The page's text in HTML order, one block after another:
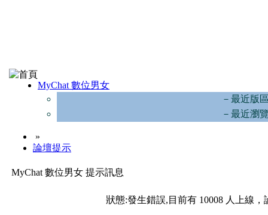
MyChat 數位男女
－最近版
－最近瀏
»
論壇提示
MyChat 數位男女 提示訊息
狀態:發生錯誤,目前有 10008 人上線